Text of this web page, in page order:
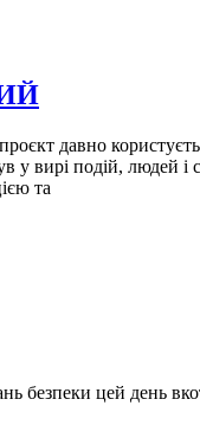
давно
у вирі подій, людей
та
безпеки цей день